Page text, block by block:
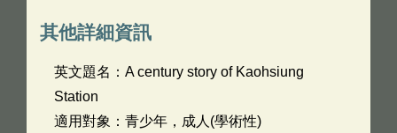
其他詳細資訊
英文題名： A century story of Kaohsiung
Station
適用對象：青少年，成人(學術性)